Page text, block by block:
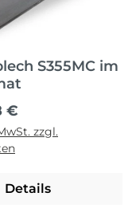
S355MC im
€
zzgl.
Details